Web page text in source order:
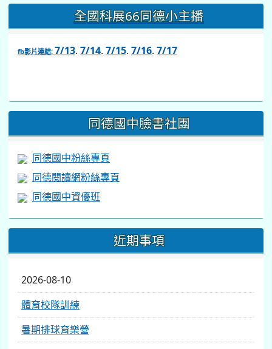
全國科展66同德小主播
fb影片連結: 7/13. 7/14. 7/15. 7/16. 7/17
https://www.facebook.com/share/v/1BsLSkstia/
同德國中臉書社團
同德國中粉絲專頁
同德閱讀網粉絲專頁
同德國中資優班
近期事項
2026-08-10
體育校隊訓練
暑期排球育樂營